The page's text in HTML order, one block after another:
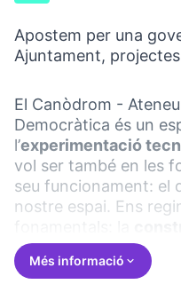
Apostem per una
Ajuntament,
El Canòdrom -
Democràtica és un
l’experimentació
vol ser també en les
seu funcionament: el
nostre espai. Ens
vocaciócodiobert
sostenibilitatcom a
Més informació